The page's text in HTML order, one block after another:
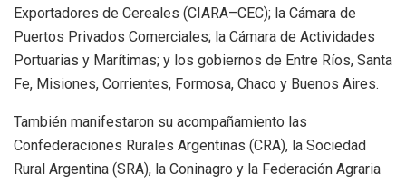
Exportadores de Cereales (CIARA–CEC); la Cámara de
Puertos Privados Comerciales; la Cámara de Actividades
Portuarias y Marítimas; y los gobiernos de Entre Ríos, Santa
Fe, Misiones, Corrientes, Formosa, Chaco y Buenos Aires.
También manifestaron su acompañamiento las
Confederaciones Rurales Argentinas (CRA), la Sociedad
Rural Argentina (SRA), la Coninagro y la Federación Agraria